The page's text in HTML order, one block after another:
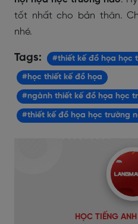
tốt nhất cho bản thân.
nhé.
Tags: #thiết kế đồ họa học
#học thiết kế đồ họa
#ngành thiết kế đồ họa học
#thiết kế đồ họa học trường
HỌC TIẾNG